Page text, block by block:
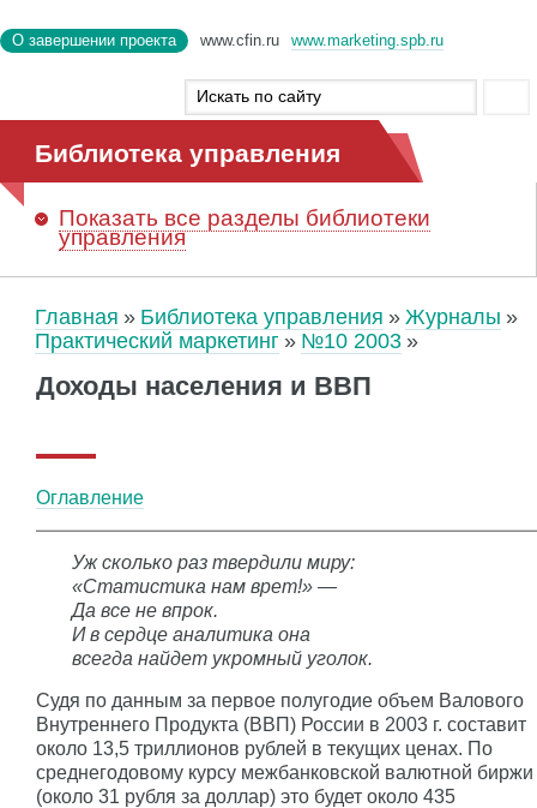
О завершении проекта www.cfin.ru www.marketing.spb.ru
Библиотека управления
Показать все разделы библиотеки
управления
Главная Библиотека управления
Журналы
Практический маркетинг
№10 2003
Доходы населения и ВВП
Оглавление
Уж сколько раз твердили миру:
«Статистика нам врет!» —
Да все не впрок.
И в сердце аналитика она
всегда найдет укромный уголок.
Судя по данным за первое полугодие объем Валового
Внутреннего Продукта (ВВП) России в 2003 г. составит
около 13,5 триллионов рублей в текущих ценах. По
среднегодовому курсу межбанковской валютной биржи
(около 31 рубля за доллар) это будет около 435